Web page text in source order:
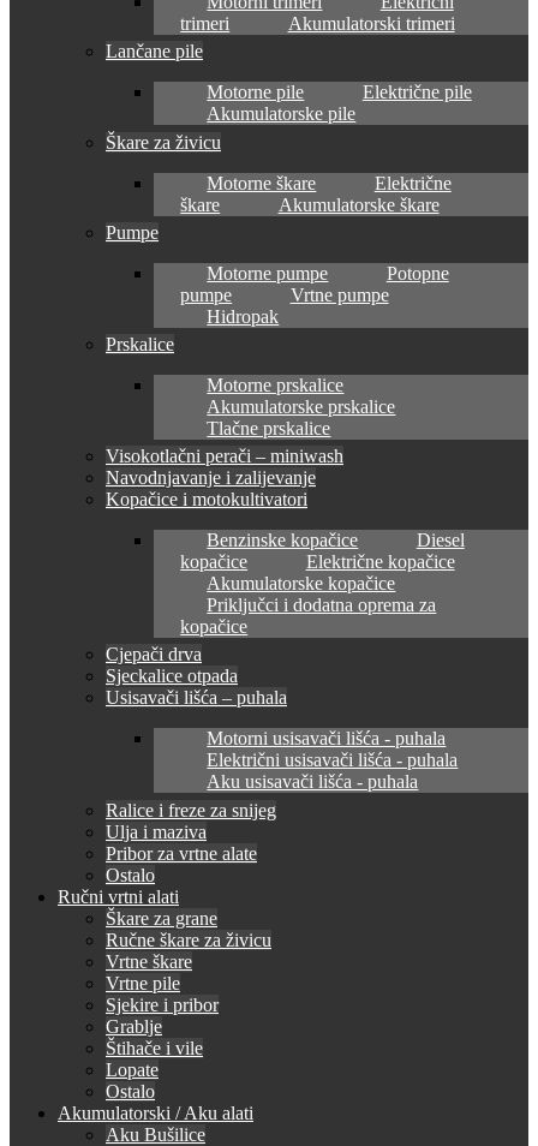
trimeri
Akumulatorski trimeri
Lančane pile
Motorne pile
Električne pile
Akumulatorske pile
Škare za živicu
Motorne škare
Električne
škare
Akumulatorske škare
Pumpe
Motorne pumpe
Potopne
pumpe
Vrtne pumpe
Hidropak
Prskalice
Motorne prskalice
Akumulatorske prskalice
Tlačne prskalice
Visokotlačni perači – miniwash
Navodnjavanje i zalijevanje
Kopačice i motokultivatori
Benzinske kopačice
Diesel
kopačice
Električne kopačice
Akumulatorske kopačice
Priključci i dodatna oprema za
kopačice
Cjepači drva
Sjeckalice otpada
Usisavači lišća – puhala
Motorni usisavači lišća - puhala
Električni usisavači lišća - puhala
Aku usisavači lišća - puhala
Ralice i freze za snijeg
Ulja i maziva
Pribor za vrtne alate
Ostalo
Ručni vrtni alati
Škare za grane
Ručne škare za živicu
Vrtne škare
Vrtne pile
Sjekire i pribor
Grablje
Štihače i vile
Lopate
Ostalo
Akumulatorski / Aku alati
Aku Bušilice